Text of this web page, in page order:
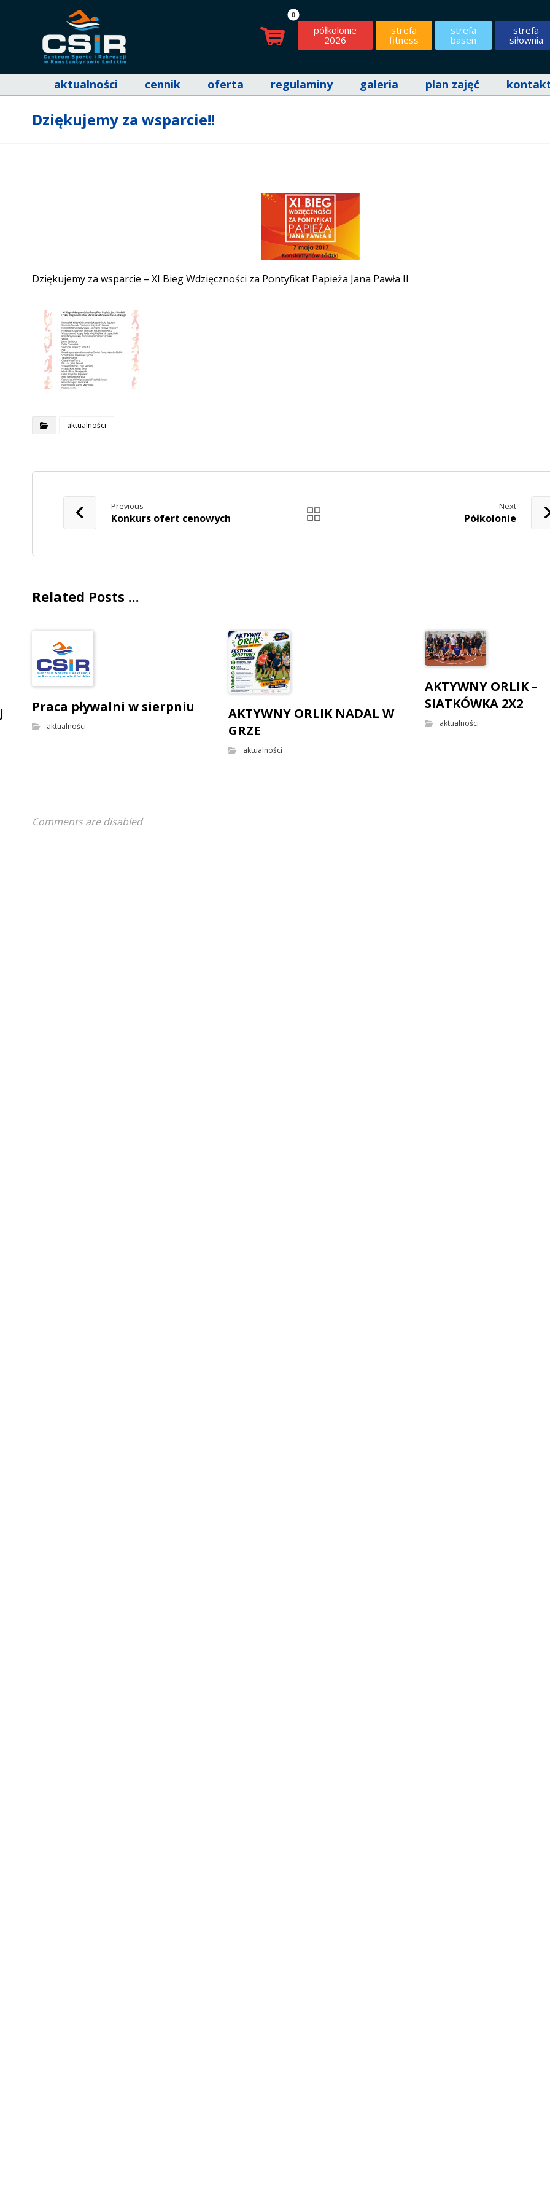
strefa
siłownia
strefa
basen
strefa
fitness
półkolonie
2026
aktualności cennik oferta regulaminy galeria plan zajęć
Dziękujemy za wsparcie!!
Dziękujemy za wsparcie – XI Bieg Wdzięczności za Pontyfikat Papieża Jana Pawła II
aktualności
Previous
Konkurs ofert cenowych
Next
Półkolonie
Related Posts ...
Praca pływalni w sierpniu
aktualności
AKTYWNY ORLIK NADAL W
GRZE
aktualności
AKTYWNY ORLIK –
SIATKÓWKA 2X2
aktualności
Comments are disabled